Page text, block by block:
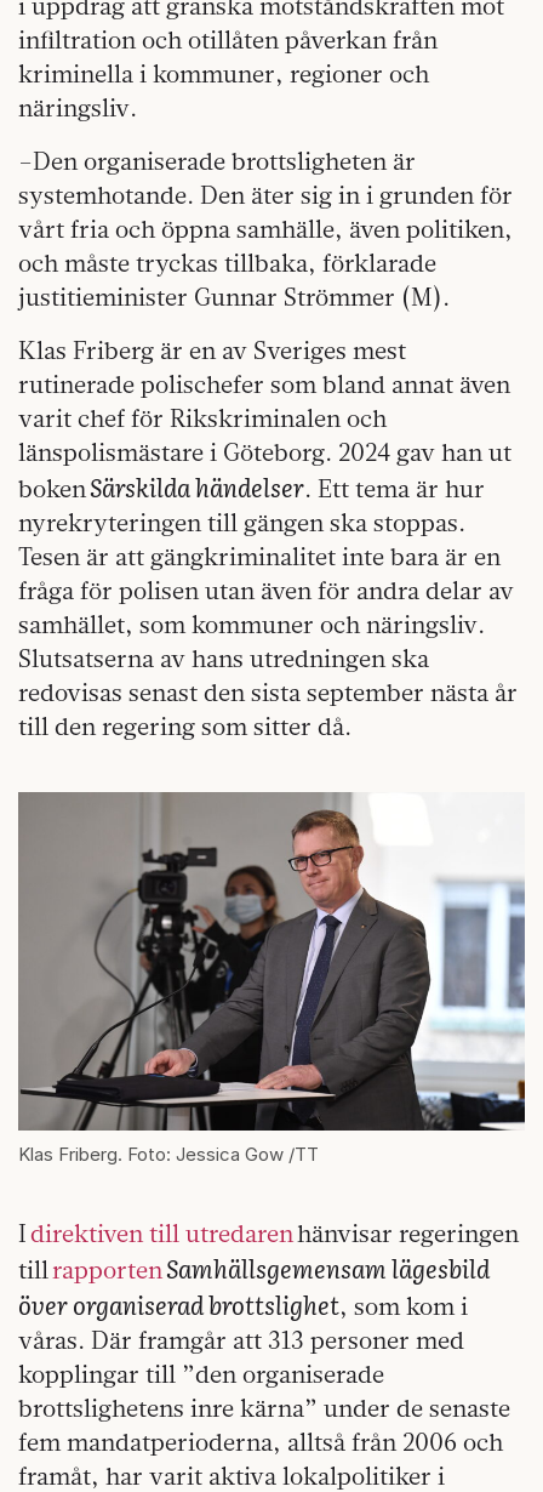
infiltration och otillåten påverkan från
kriminella i kommuner, regioner och
näringsliv.
–Den organiserade brottsligheten är
systemhotande. Den äter sig in i grunden för
vårt fria och öppna samhälle, även politiken,
och måste tryckas tillbaka, förklarade
justitieminister Gunnar Strömmer (M).
Klas Friberg är en av Sveriges mest
rutinerade polischefer som bland annat även
varit chef för Rikskriminalen och
länspolismästare i Göteborg. 2024 gav han ut
bokenSärskilda händelser. Ett tema är hur
nyrekryteringen till gängen ska stoppas.
Tesen är att gängkriminalitet inte bara är en
fråga för polisen utan även för andra delar av
samhället, som kommuner och näringsliv.
Slutsatserna av hans utredningen ska
redovisas senast den sista september nästa år
till den regering som sitter då.
Klas Friberg. Foto: Jessica Gow /TT
Idirektiven till utredaren hänvisar regeringen
till rapportenSamhällsgemensam lägesbild
över organiserad brottslighet, som kom i
våras. Där framgår att 313 personer med
kopplingar till ”den organiserade
brottslighetens inre kärna” under de senaste
fem mandatperioderna, alltså från 2006 och
framåt, har varit aktiva lokalpolitiker i